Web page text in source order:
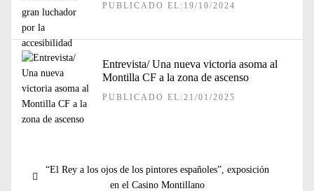
PUBLICADO EL:19/10/2024
Entrevista/ Una nueva victoria asoma al
Montilla CF a la zona de ascenso
PUBLICADO EL:21/01/2025
de
Entrada
“El Rey a los ojos de los pintores españoles”, exposición
en el Casino Montillano